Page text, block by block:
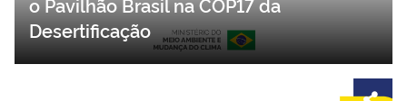
Desertificação